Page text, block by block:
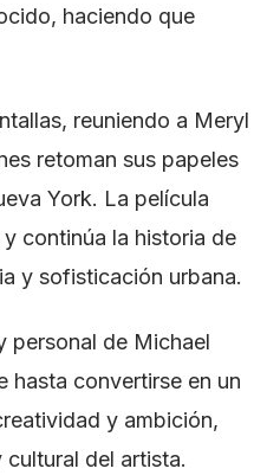
haciendo que
reuniendo a Meryl
retoman sus papeles
York. La película
continúa la historia de
y sofisticación urbana.
personal de Michael
hasta convertirse en un
y ambición,
del artista.